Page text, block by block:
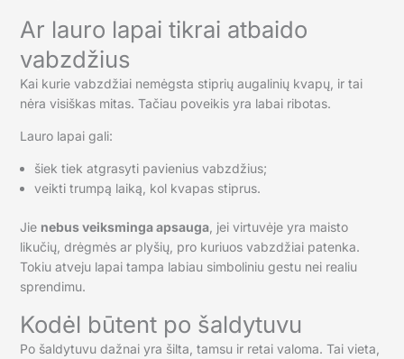
Ar lauro lapai tikrai atbaido
vabzdžius
Kai kurie vabzdžiai nemėgsta stiprių augalinių kvapų, ir tai
nėra visiškas mitas. Tačiau poveikis yra labai ribotas.
Lauro lapai gali:
šiek tiek atgrasyti pavienius vabzdžius;
veikti trumpą laiką, kol kvapas stiprus.
Jie nebus veiksminga apsauga, jei virtuvėje yra maisto
likučių, drėgmės ar plyšių, pro kuriuos vabzdžiai patenka.
Tokiu atveju lapai tampa labiau simboliniu gestu nei realiu
sprendimu.
Kodėl būtent po šaldytuvu
Po šaldytuvu dažnai yra šilta, tamsu ir retai valoma. Tai vieta,